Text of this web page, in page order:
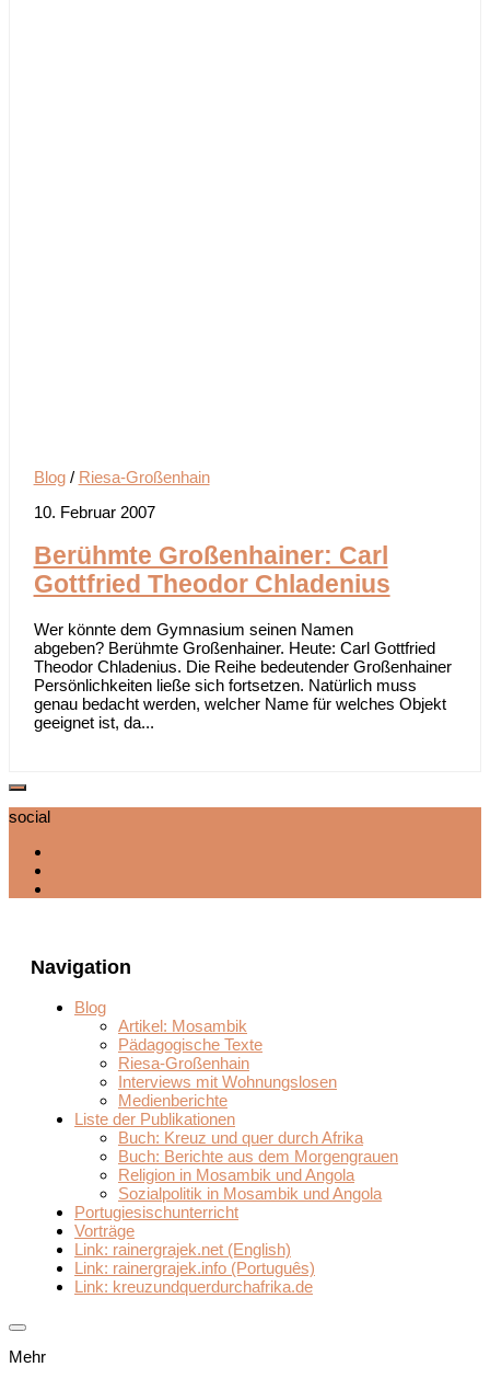
Blog/ Riesa-Großenhain
10. Februar 2007
Berühmte Großenhainer: Carl
Gottfried Theodor Chladenius
Wer könnte dem Gymnasium seinen Namen
abgeben? Berühmte Großenhainer. Heute: Carl Gottfried
Theodor Chladenius. Die Reihe bedeutender Großenhainer
Persönlichkeiten ließe sich fortsetzen. Natürlich muss
genau bedacht werden, welcher Name für welches Objekt
geeignet ist, da...
social
Navigation
Blog
Artikel: Mosambik
Pädagogische Texte
Riesa-Großenhain
Interviews mit Wohnungslosen
Medienberichte
Liste der Publikationen
Buch: Kreuz und quer durch Afrika
Buch: Berichte aus dem Morgengrauen
Religion in Mosambik und Angola
Sozialpolitik in Mosambik und Angola
Portugiesischunterricht
Vorträge
Link: rainergrajek.net (English)
Link: rainergrajek.info (Português)
Link: kreuzundquerdurchafrika.de
Mehr